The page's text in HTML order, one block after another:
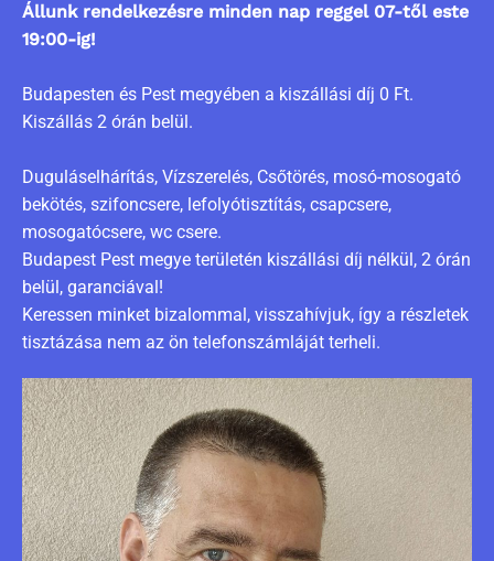
Állunk rendelkezésre minden nap reggel 07-től este
19:00-ig!
Budapesten és Pest megyében a kiszállási díj 0 Ft.
Kiszállás 2 órán belül.
Duguláselhárítás, Vízszerelés, Csőtörés, mosó-mosogató
bekötés, szifoncsere, lefolyótisztítás, csapcsere,
mosogatócsere, wc csere.
Budapest Pest megye területén kiszállási díj nélkül, 2 órán
belül, garanciával!
Keressen minket bizalommal, visszahívjuk, így a részletek
tisztázása nem az ön telefonszámláját terheli.